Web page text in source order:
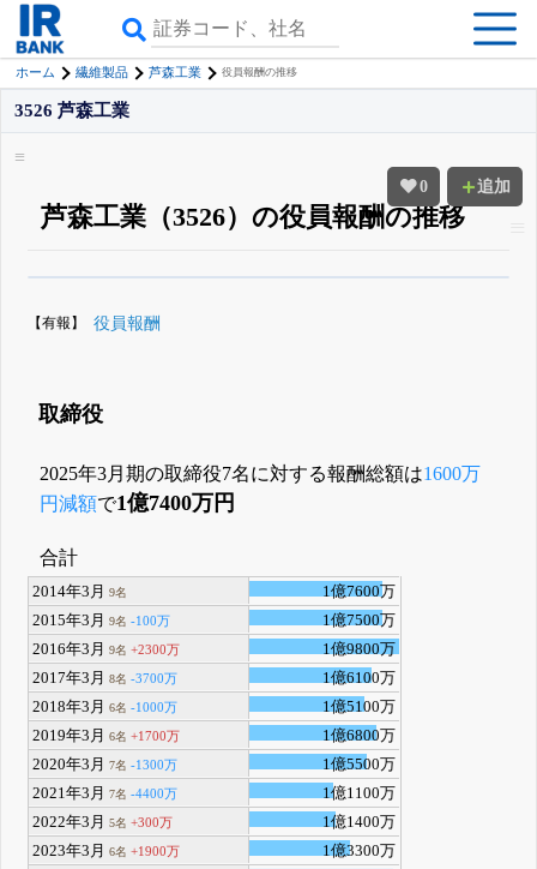
ホーム 繊維製品 芦森工業 役員報酬の推移
0 追加
3526 芦森工業
芦森工業（3526）の役員報酬の推移
く追える
【有報】 役員報酬
取締役
2025年3月期の取締役7名に対する報酬総額は1600万
円減額で1億7400万円
合計
2014年3月9名
1億7600万
2015年3月9名 -100万
1億7500万
2016年3月9名 +2300万
1億9800万
2017年3月8名 -3700万
1億6100万
2018年3月6名 -1000万
1億5100万
2019年3月6名 +1700万
1億6800万
2020年3月7名 -1300万
1億5500万
2021年3月7名 -4400万
1億1100万
2022年3月5名 +300万
1億1400万
2023年3月6名 +1900万
1億3300万